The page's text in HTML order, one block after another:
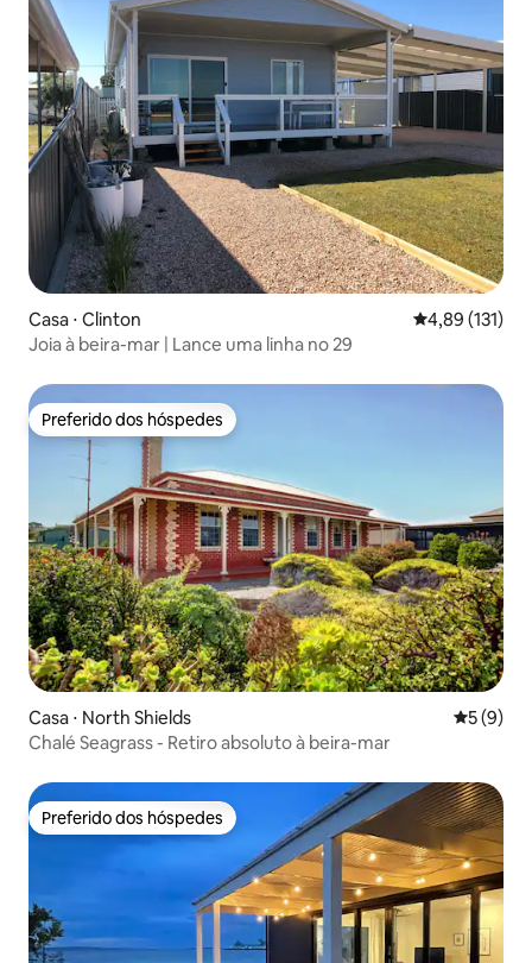
Casa ⋅ Clinton 4,89 de uma
4,89 (131)
Joia à beira-mar | Lance uma linha no 29
Preferido dos hóspedes
Preferido dos hóspedes
Casa ⋅ North Shields 5 de
5 (9)
Chalé Seagrass - Retiro absoluto à beira-mar
Preferido dos hóspedes
Preferido dos hóspedes